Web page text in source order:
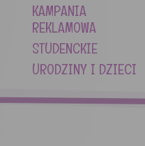
KAMPANIA
REKLAMOWA
STUDENCKIE
URODZINY I DZIECI